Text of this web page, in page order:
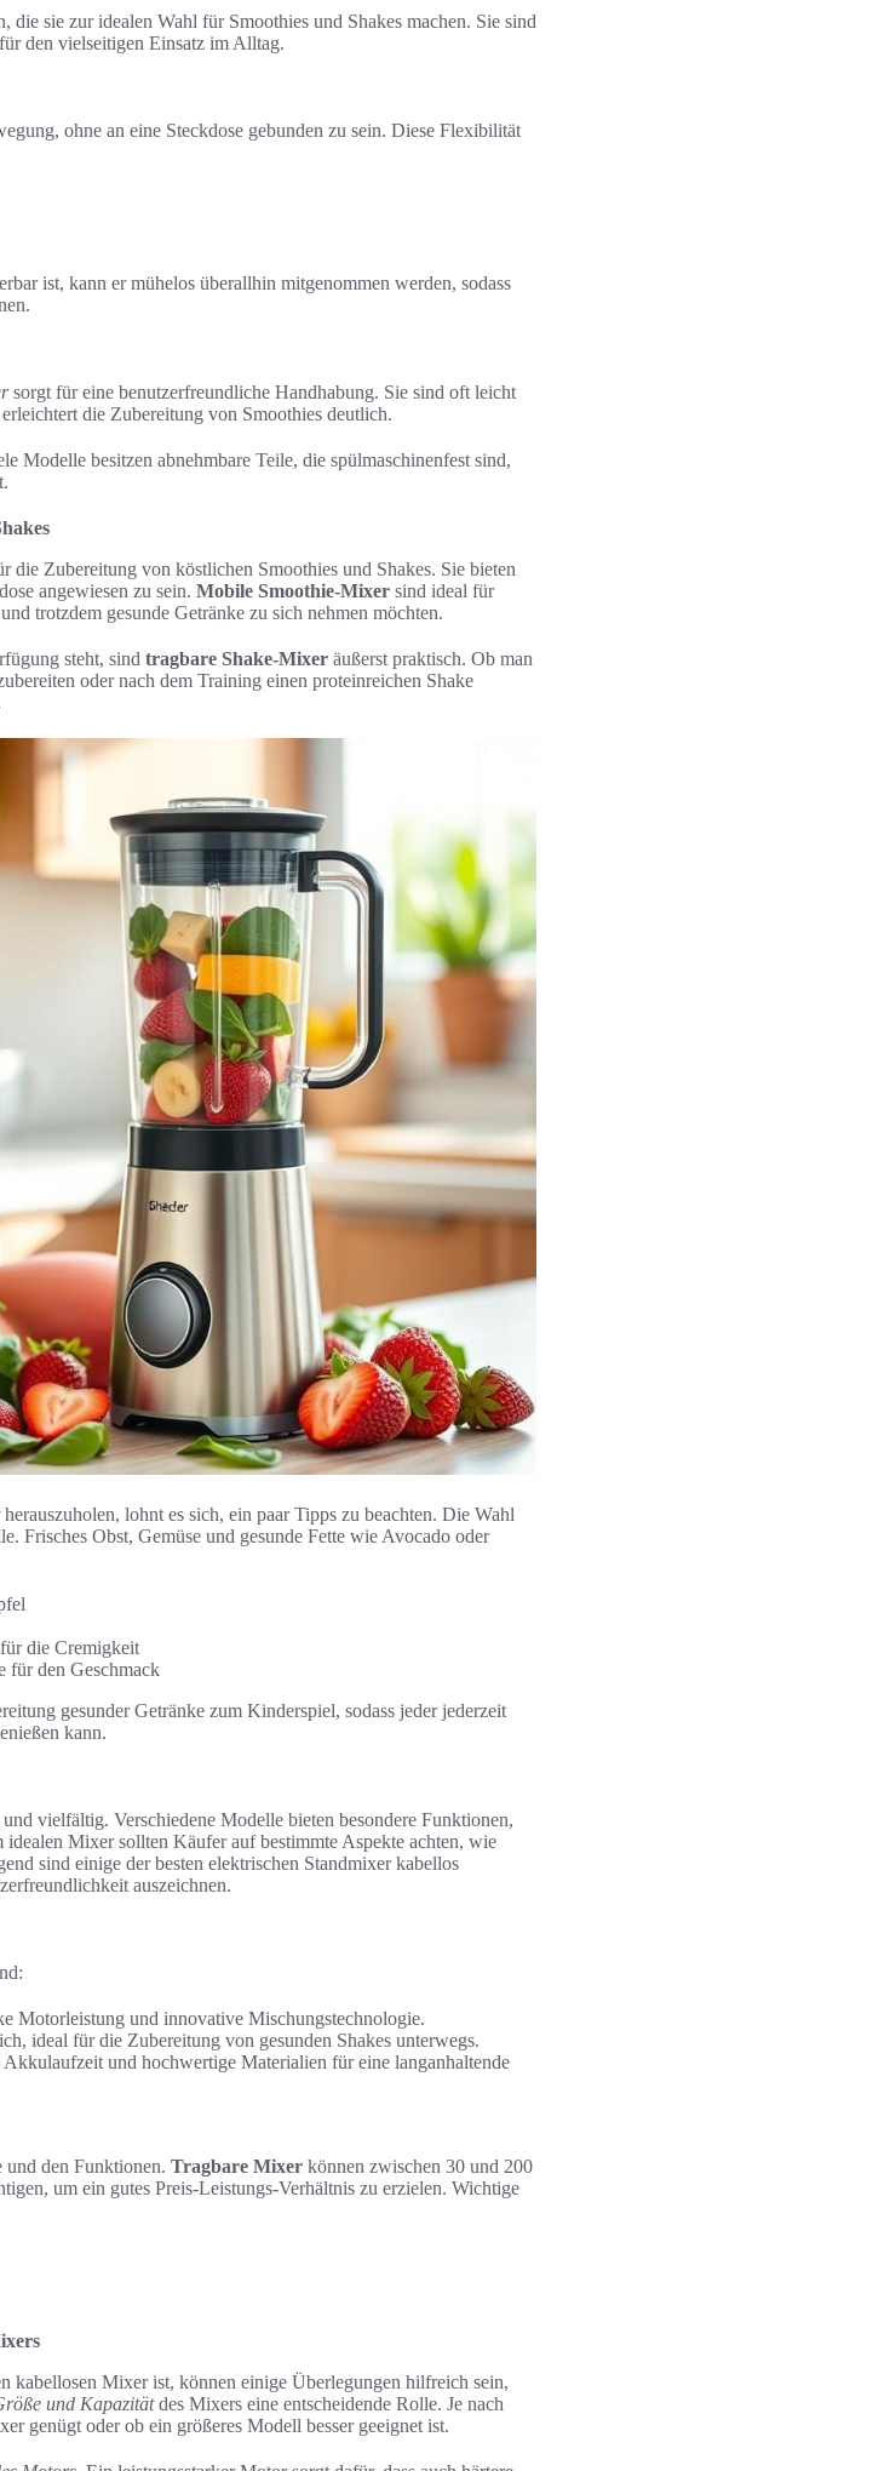
sie zur idealen Wahl für Smoothies und Shakes machen. Sie sind
den vielseitigen Einsatz im Alltag.
ohne an eine Steckdose gebunden zu sein. Diese Flexibilität
ist, kann er mühelos überallhin mitgenommen werden, sodass
sorgt für eine benutzerfreundliche Handhabung. Sie sind oft leicht
die Zubereitung von Smoothies deutlich.
Modelle besitzen abnehmbare Teile, die spülmaschinenfest sind,
Zubereitung von köstlichen Smoothies und Shakes. Sie bieten
angewiesen zu sein. Mobile Smoothie-Mixer sind ideal für
trotzdem gesunde Getränke zu sich nehmen möchten.
steht, sind tragbare Shake-Mixer äußerst praktisch. Ob man
oder nach dem Training einen proteinreichen Shake
lohnt es sich, ein paar Tipps zu beachten. Die Wahl
Frisches Obst, Gemüse und gesunde Fette wie Avocado oder
die Cremigkeit
für den Geschmack
gesunder Getränke zum Kinderspiel, sodass jeder jederzeit
kann.
vielfältig. Verschiedene Modelle bieten besondere Funktionen,
Mixer sollten Käufer auf bestimmte Aspekte achten, wie
sind einige der besten elektrischen Standmixer kabellos
auszeichnen.
Motorleistung und innovative Mischungstechnologie.
ideal für die Zubereitung von gesunden Shakes unterwegs.
und hochwertige Materialien für eine langanhaltende
und den Funktionen. Tragbare Mixer können zwischen 30 und 200
um ein gutes Preis-Leistungs-Verhältnis zu erzielen. Wichtige
kabellosen Mixer ist, können einige Überlegungen hilfreich sein,
und Kapazitätdes Mixers eine entscheidende Rolle. Je nach
genügt oder ob ein größeres Modell besser geeignet ist.